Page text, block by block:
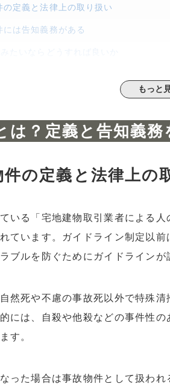
の定義と法律上の取り扱い
には告知義務がある
が気にしないなら条件面が良い
で住む場合の注意点
に家賃が上がる可能性がある
ットに事故物件として紹介されている
が残っている場合がある
トレスが大きい
件に住みたいなら住んだ後も考える
もっと
は？定義と告知義務
件の定義と法律上の
いる「宅地建物取引業者による
ています。ガイドライン制定以
ブルを防ぐためにガイドラインが
然死や不慮の事故死以外で特殊
には、自殺や他殺などの事件性
す。
った場合は事故物件として扱わ